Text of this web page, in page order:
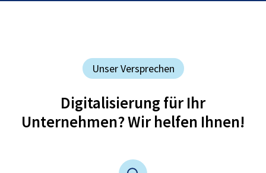
Unser Versprechen
Digitalisierung für Ihr
Unternehmen? Wir helfen Ihnen!